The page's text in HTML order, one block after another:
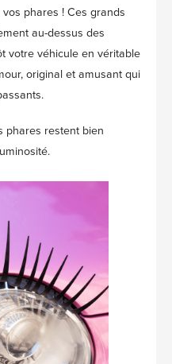
phares ! Ces grands
au-dessus des
votre véhicule en véritable
original et amusant qui
phares restent bien